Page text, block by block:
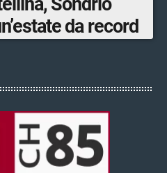
da record